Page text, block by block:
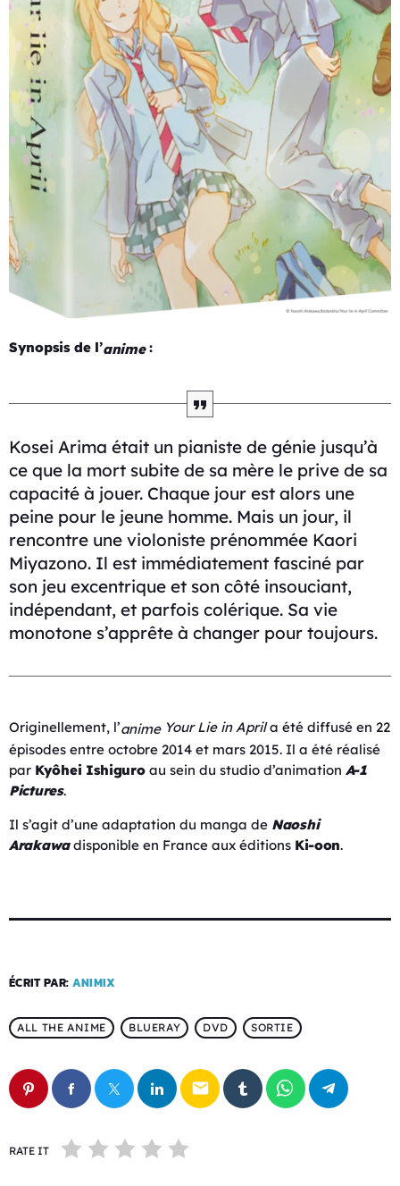
Synopsis de l’anime:
Kosei Arima était un pianiste de génie jusqu’à
ce que la mort subite de sa mère le prive de sa
capacité à jouer. Chaque jour est alors une
peine pour le jeune homme. Mais un jour, il
rencontre une violoniste prénommée Kaori
Miyazono. Il est immédiatement fasciné par
son jeu excentrique et son côté insouciant,
indépendant, et parfois colérique. Sa vie
monotone s’apprête à changer pour toujours.
Originellement, l’anime Your Lie in Aprila été diffusé en 22
épisodes entre octobre 2014 et mars 2015. Il a été réalisé
par Kyôhei Ishiguroau sein du studio d’animation A-1
Pictures.
Il s’agit d’une adaptation du manga de Naoshi
Arakawadisponible en France aux éditions Ki-oon.
ÉCRIT PAR: ANIMIX
ALL THE ANIME BLUERAY DVD SORTIE
email
RATE IT